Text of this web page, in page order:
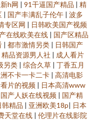
h网 | 91干逼国产精品 | 精
| 国产丰满乱子伦午 | 波多
专区网 | 日韩欧美国产视频
在线欧美在线 | 国产区精品
| 都市激情另类 | 日韩国产
精品资源男人社 | 成人看片
另类 | 综合久草 | 丁香五月
不卡一卡二卡 | 高清电影
片的视频 | 日本高清www
国产人妖在线视频 | 国产精
精品 | 亚洲欧美18p| 日本
天堂在线 | 伦理片在线影院